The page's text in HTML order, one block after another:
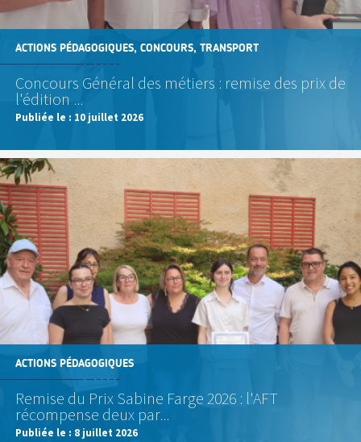
ACTIONS PÉDAGOGIQUES, CONCOURS, TRANSPORT
Concours Général des métiers : remise des prix de
l'édition ...
Publiée le : 10 juillet 2026
ACTIONS PÉDAGOGIQUES
Remise du Prix Sabine Farge 2026 : l'AFT
récompense deux par...
Publiée le : 8 juillet 2026